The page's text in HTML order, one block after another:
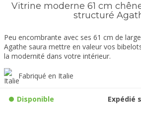
Vitrine moderne 61 cm
structuré
Peu encombrante avec ses 61 cm de
Agathe saura mettre en valeur vos
la modernité dans votre intérieur.
Fabriqué en Italie
Disponible Expédié